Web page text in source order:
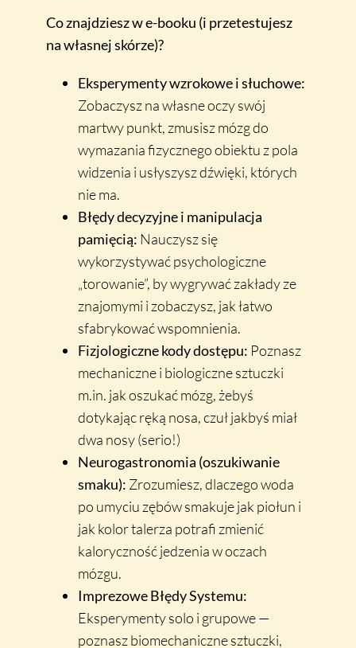
Co znajdziesz w e-booku (i przetestujesz
na własnej skórze)?
Eksperymenty wzrokowe i słuchowe:
Zobaczysz na własne oczy swój
martwy punkt, zmusisz mózg do
wymazania fizycznego obiektu z pola
widzenia i usłyszysz dźwięki, których
nie ma.
Błędy decyzyjne i manipulacja
pamięcią: Nauczysz się
wykorzystywać psychologiczne
„torowanie”, by wygrywać zakłady ze
znajomymi i zobaczysz, jak łatwo
sfabrykować wspomnienia.
Fizjologiczne kody dostępu: Poznasz
mechaniczne i biologiczne sztuczki
m.in. jak oszukać mózg, żebyś
dotykając ręką nosa, czuł jakbyś miał
dwa nosy (serio!)
Neurogastronomia (oszukiwanie
smaku): Zrozumiesz, dlaczego woda
po umyciu zębów smakuje jak piołun i
jak kolor talerza potrafi zmienić
kaloryczność jedzenia w oczach
mózgu.
Imprezowe Błędy Systemu:
Eksperymenty solo i grupowe —
poznasz biomechaniczne sztuczki,